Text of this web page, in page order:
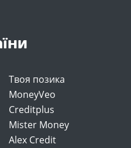
Твоя позика
MoneyVeo
Creditplus
Mister Money
Alex Credit